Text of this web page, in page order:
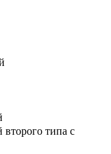
второго типа с